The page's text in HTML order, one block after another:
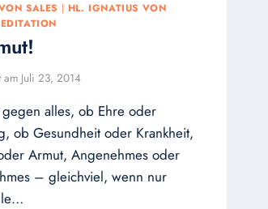
SALES | HL. IGNATIUS VON
am Juli 23, 2014
alles, ob Ehre oder
ob Gesundheit oder Krankheit,
Armut, Angenehmes oder
– gleichviel, wenn nur